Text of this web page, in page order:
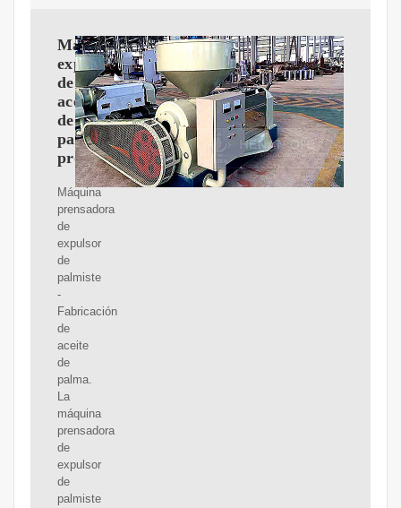
Máquina
expulsora
de
aceite
de
palmiste
procesamiento
Máquina
prensadora
de
expulsor
de
palmiste
-
Fabricación
de
aceite
de
palma.
La
máquina
prensadora
de
expulsor
de
palmiste